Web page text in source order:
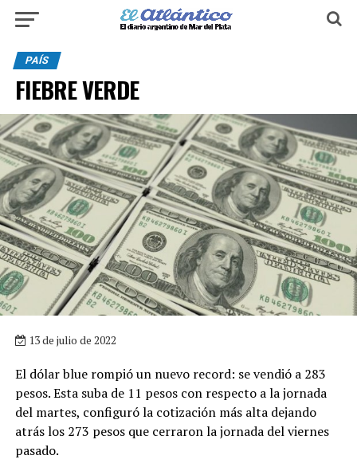
PAÍS
FIEBRE VERDE
13 de julio de 2022
El dólar blue rompió un nuevo record: se vendió a 283
pesos. Esta suba de 11 pesos con respecto a la jornada
del martes, configuró la cotización más alta dejando
atrás los 273 pesos que cerraron la jornada del viernes
pasado.